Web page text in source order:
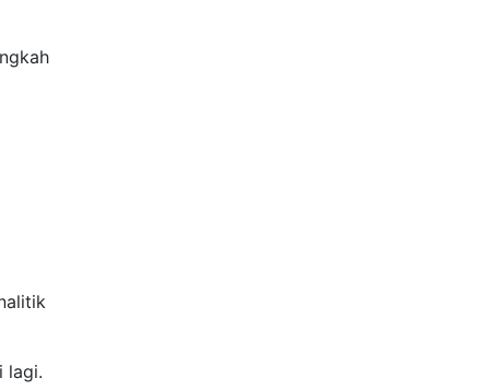
lagi.